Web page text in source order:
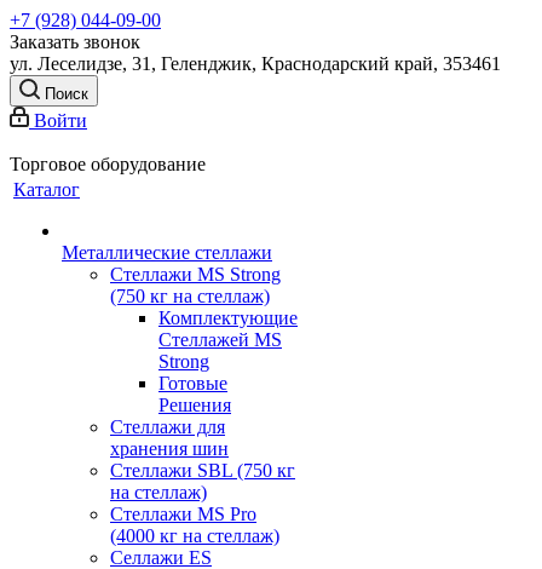
+7 (928) 044-09-00
Заказать звонок
ул. Леселидзе, 31, Геленджик, Краснодарский край, 353461
Поиск
Войти
Торговое оборудование
Каталог
Металлические стеллажи
Стеллажи MS Strong
(750 кг на стеллаж)
Комплектующие
Стеллажей MS
Strong
Готовые
Решения
Стеллажи для
хранения шин
Стеллажи SBL (750 кг
на стеллаж)
Стеллажи MS Pro
(4000 кг на стеллаж)
Селлажи ES